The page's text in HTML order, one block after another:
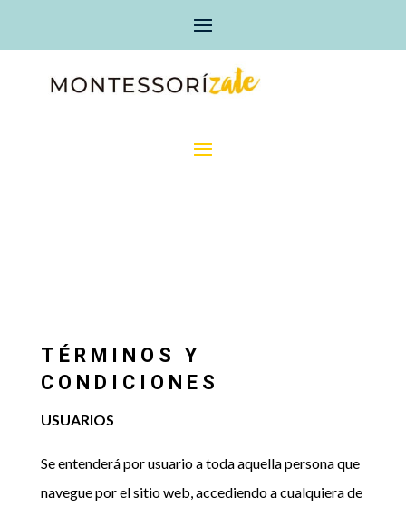
TÉRMINOS Y
CONDICIONES
USUARIOS
Se entenderá por usuario a toda aquella persona que
navegue por el sitio web, accediendo a cualquiera de